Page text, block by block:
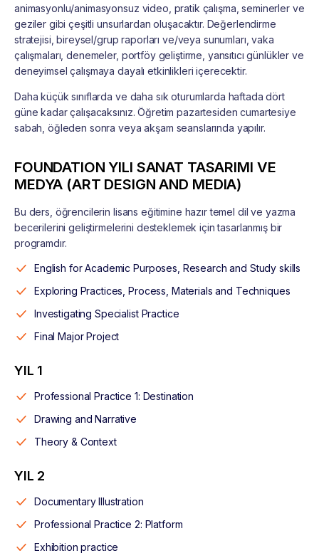
animasyonlu/animasyonsuz video, pratik çalışma, seminerler ve
geziler gibi çeşitli unsurlardan oluşacaktır. Değerlendirme
stratejisi, bireysel/grup raporları ve/veya sunumları, vaka
çalışmaları, denemeler, portföy geliştirme, yansıtıcı günlükler ve
deneyimsel çalışmaya dayalı etkinlikleri içerecektir.
Daha küçük sınıflarda ve daha sık oturumlarda haftada dört
güne kadar çalışacaksınız. Öğretim pazartesiden cumartesiye
sabah, öğleden sonra veya akşam seanslarında yapılır.
FOUNDATION YILI SANAT TASARIMI VE
MEDYA (ART DESIGN AND MEDIA)
Bu ders, öğrencilerin lisans eğitimine hazır temel dil ve yazma
becerilerini geliştirmelerini desteklemek için tasarlanmış bir
programdır.
English for Academic Purposes, Research and Study skills
Exploring Practices, Process, Materials and Techniques
Investigating Specialist Practice
Final Major Project
YIL 1
Professional Practice 1: Destination
Drawing and Narrative
Theory & Context
YIL 2
Documentary Illustration
Professional Practice 2: Platform
Exhibition practice